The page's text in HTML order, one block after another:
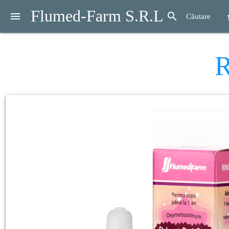
menu Flumed-Farm S.R.L search Căutare